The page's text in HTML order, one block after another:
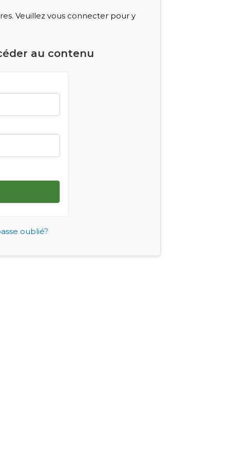
Veuillez vous connecter pour y
au contenu
oublié?